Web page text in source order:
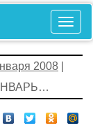
2008